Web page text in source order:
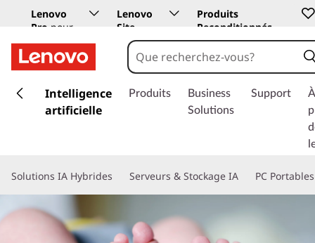
Lenovo
Pro pour
les
entreprises
Lenovo
Site
Education
Produits
Reconditionnés
a
a
Intelligence
artificielle
Produits
Business
Solutions
Support
À
Solutions IA Hybrides Serveurs & Stockage IA PC